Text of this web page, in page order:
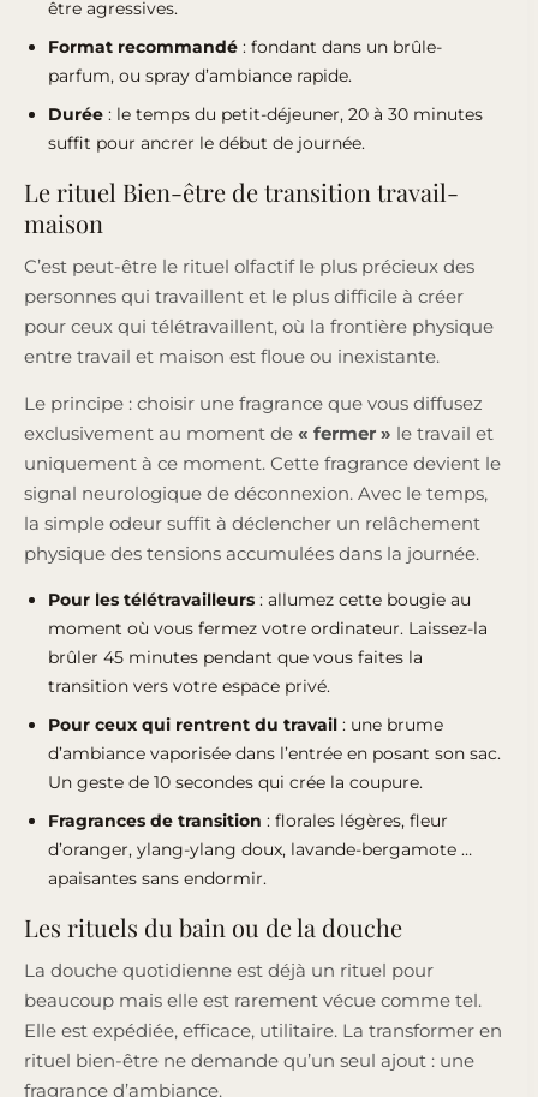
être agressives.
Format recommandé : fondant dans un brûle-
parfum, ou spray d’ambiance rapide.
Durée : le temps du petit-déjeuner, 20 à 30 minutes
suffit pour ancrer le début de journée.
Le rituel Bien-être de transition travail-
maison
C’est peut-être le rituel olfactif le plus précieux des
personnes qui travaillent et le plus difficile à créer
pour ceux qui télétravaillent, où la frontière physique
entre travail et maison est floue ou inexistante.
Le principe : choisir une fragrance que vous diffusez
exclusivement au moment de « fermer » le travail et
uniquement à ce moment. Cette fragrance devient le
signal neurologique de déconnexion. Avec le temps,
la simple odeur suffit à déclencher un relâchement
physique des tensions accumulées dans la journée.
Pour les télétravailleurs : allumez cette bougie au
moment où vous fermez votre ordinateur. Laissez-la
brûler 45 minutes pendant que vous faites la
transition vers votre espace privé.
Pour ceux qui rentrent du travail : une brume
d’ambiance vaporisée dans l’entrée en posant son sac.
Un geste de 10 secondes qui crée la coupure.
Fragrances de transition : florales légères, fleur
d’oranger, ylang-ylang doux, lavande-bergamote …
apaisantes sans endormir.
Les rituels du bain ou de la douche
La douche quotidienne est déjà un rituel pour
beaucoup mais elle est rarement vécue comme tel.
Elle est expédiée, efficace, utilitaire. La transformer en
rituel bien-être ne demande qu’un seul ajout : une
fragrance d’ambiance.